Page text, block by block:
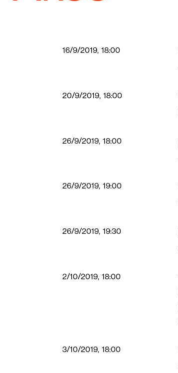
16/9/2019, 18:00
20/9/2019, 18:00
26/9/2019, 18:00
26/9/2019, 19:00
26/9/2019, 19:30
2/10/2019, 18:00
3/10/2019, 18:00